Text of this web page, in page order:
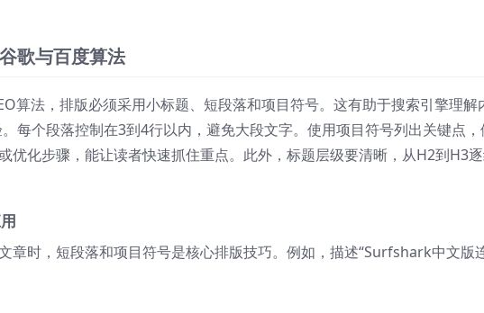
歌与百度算法
算法，排版必须采用小标题、短段落和项目符号。这有助于搜索引擎理解
每个段落控制在3到4行以内，避免大段文字。使用项目符号列出关键点，
优化步骤，能让读者快速抓住重点。此外，标题层级要清晰，从H2到H3
章时，短段落和项目符号是核心排版技巧。例如，描述“Surfshark中文版